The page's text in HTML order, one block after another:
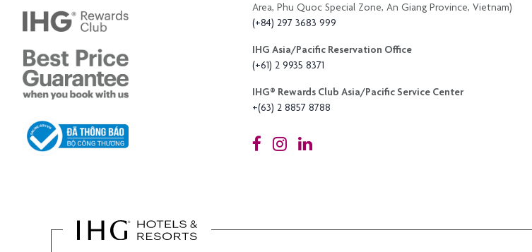
Area, Phu Quoc Special Zone, An Giang Province, Vietnam)
(+84) 297 3683 999
IHG Asia/Pacific Reservation Office
(+61) 2 9935 8371
IHG®️ Rewards Club Asia/Pacific Service Center
+(63) 2 8857 8788